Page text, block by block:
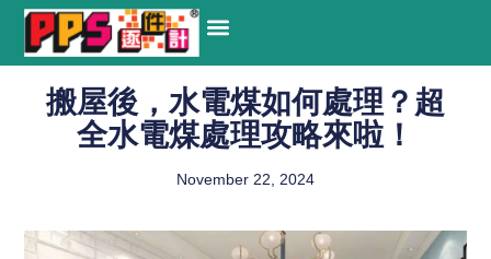
搬屋後，水電煤如何處理？超
全水電煤處理攻略來啦！
November 22, 2024